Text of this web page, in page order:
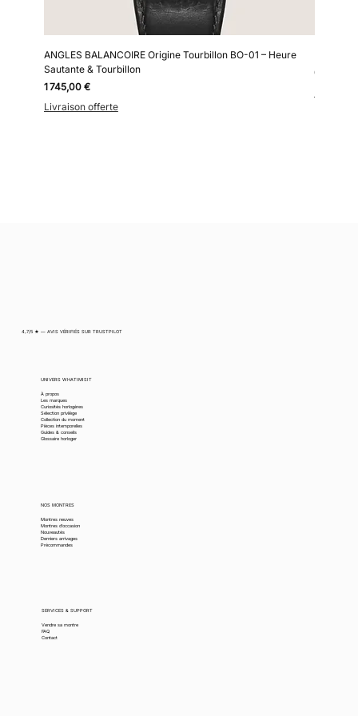
ANGLES BALANCOIRE Origine Tourbillon BO-01 – Heure
Sautante & Tourbillon
Prix
1 745,00 €
Livraison offerte
Prix
6 690,00
UNIVERS WHATIMISIT
À propos
Les marques
Curiosités horlogères
Sélection privilège
Collection du moment
Pièces intemporelles
Guides & conseils
Glossaire horloger
NOS MONTRES
Montres neuves
Montres d’occasion
Nouveautés
Derniers arrivages
Précommandes
SERVICES & SUPPORT
Vendre sa montre
FAQ
Contact
4,7/5 ★ — AVIS VÉRIFIÉS SUR TRUSTPILOT